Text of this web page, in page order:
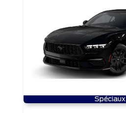
Spéciaux